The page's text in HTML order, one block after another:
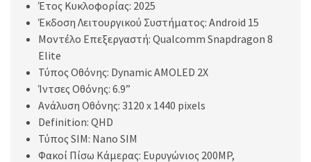
Έτος Κυκλοφορίας: 2025
Έκδοση Λειτουργικού Συστήματος: Android 15
Μοντέλο Επεξεργαστή: Qualcomm Snapdragon 8
Elite
Τύπος Οθόνης: Dynamic AMOLED 2X
Ίντσες Οθόνης: 6.9”
Ανάλυση Οθόνης: 3120 x 1440 pixels
Definition: QHD
Τύπος SIM: Nano SIM
Φακοί Πίσω Κάμερας: Ευρυγώνιος 200MP,